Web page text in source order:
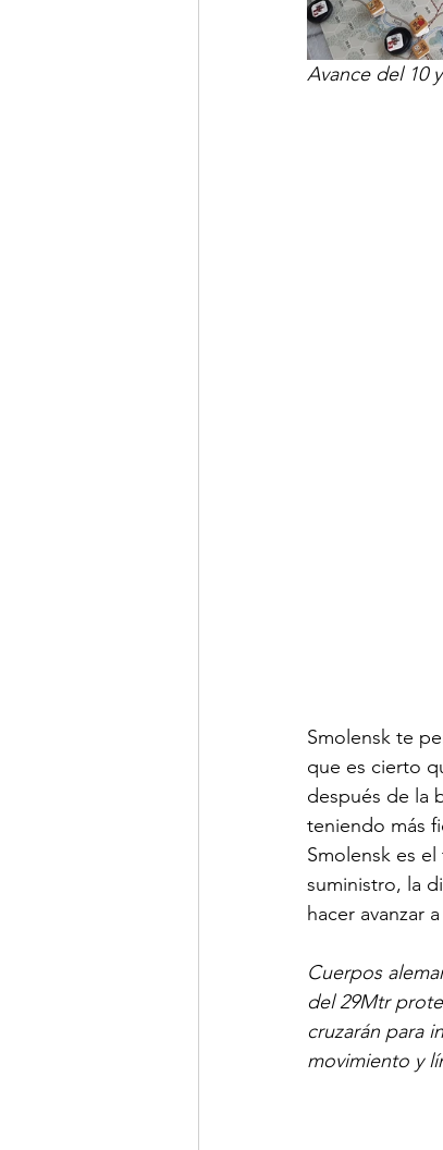
Avance del 10
Smolensk te
que es cierto
después de la
teniendo más
Smolensk es
suministro, la
hacer avanzar
Cuerpos
del 29Mtr
cruzarán para
movimiento y